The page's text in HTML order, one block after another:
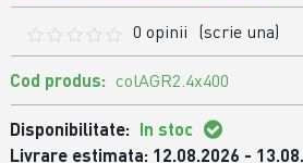
0 opinii (scrie una)
Cod produs: colAGR2.4x400
Disponibilitate: In stoc
Livrare estimata: 12.08.2026 -